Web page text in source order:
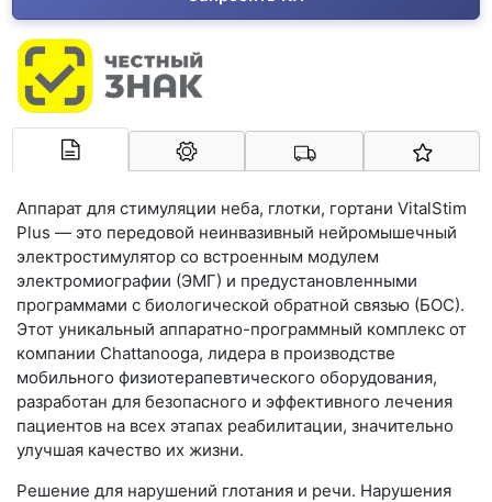
Арконт-Мед
Аппарат для стимуляции неба, глотки, гортани VitalStim
Plus — это передовой неинвазивный нейромышечный
электростимулятор со встроенным модулем
электромиографии (ЭМГ) и предустановленными
программами с биологической обратной связью (БОС).
Этот уникальный аппаратно-программный комплекс от
компании Chattanooga, лидера в производстве
мобильного физиотерапевтического оборудования,
разработан для безопасного и эффективного лечения
пациентов на всех этапах реабилитации, значительно
улучшая качество их жизни.
Решение для нарушений глотания и речи. Нарушения